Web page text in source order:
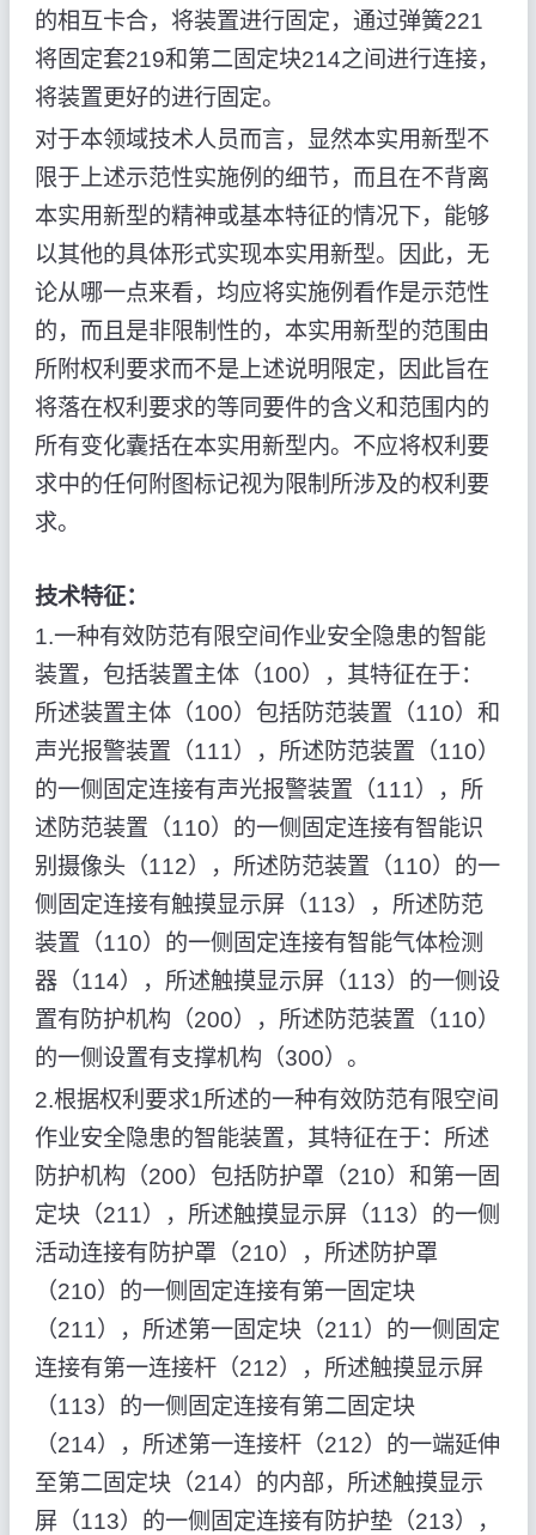
的相互卡合，将装置进行固定，通过弹簧221
将固定套219和第二固定块214之间进行连接，
将装置更好的进行固定。
对于本领域技术人员而言，显然本实用新型不
限于上述示范性实施例的细节，而且在不背离
本实用新型的精神或基本特征的情况下，能够
以其他的具体形式实现本实用新型。因此，无
论从哪一点来看，均应将实施例看作是示范性
的，而且是非限制性的，本实用新型的范围由
所附权利要求而不是上述说明限定，因此旨在
将落在权利要求的等同要件的含义和范围内的
所有变化囊括在本实用新型内。不应将权利要
求中的任何附图标记视为限制所涉及的权利要
求。
技术特征：
1.一种有效防范有限空间作业安全隐患的智能
装置，包括装置主体（100），其特征在于：
所述装置主体（100）包括防范装置（110）和
声光报警装置（111），所述防范装置（110）
的一侧固定连接有声光报警装置（111），所
述防范装置（110）的一侧固定连接有智能识
别摄像头（112），所述防范装置（110）的一
侧固定连接有触摸显示屏（113），所述防范
装置（110）的一侧固定连接有智能气体检测
器（114），所述触摸显示屏（113）的一侧设
置有防护机构（200），所述防范装置（110）
的一侧设置有支撑机构（300）。
2.根据权利要求1所述的一种有效防范有限空间
作业安全隐患的智能装置，其特征在于：所述
防护机构（200）包括防护罩（210）和第一固
定块（211），所述触摸显示屏（113）的一侧
活动连接有防护罩（210），所述防护罩
（210）的一侧固定连接有第一固定块
（211），所述第一固定块（211）的一侧固定
连接有第一连接杆（212），所述触摸显示屏
（113）的一侧固定连接有第二固定块
（214），所述第一连接杆（212）的一端延伸
至第二固定块（214）的内部，所述触摸显示
屏（113）的一侧固定连接有防护垫（213），